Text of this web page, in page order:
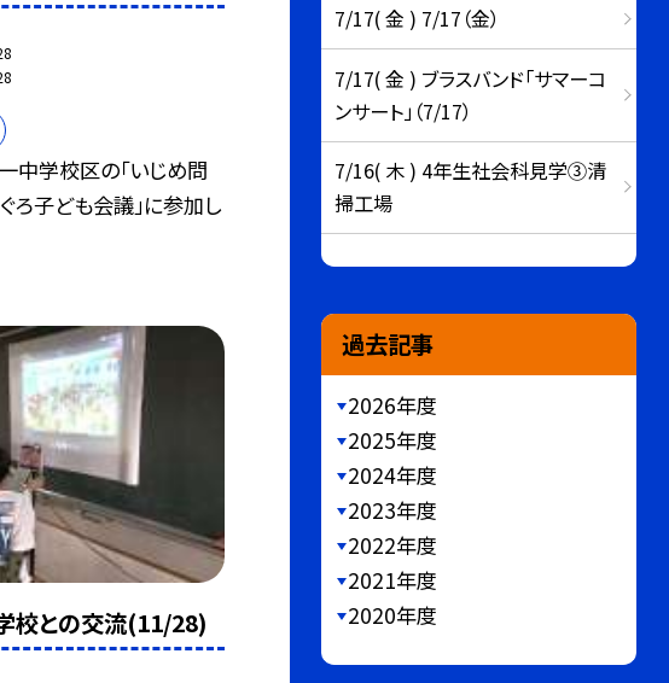
中学校区の「いじめ問
ろ子ども会議」に参加し
校との交流(11/28)
7/17( 金 ) 7/17（金）
7/17( 金 ) ブラスバンド「サマーコ
ンサート」（7/17）
7/16( 木 ) 4年生社会科見学③清
掃工場
過去記事
2026年度
2025年度
2024年度
2023年度
2022年度
2021年度
2020年度